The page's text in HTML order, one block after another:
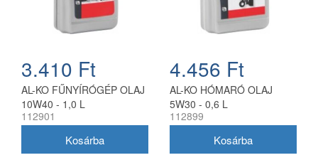
3.410 Ft
AL-KO FŰNYÍRÓGÉP OLAJ
10W40 - 1,0 L
112901
4.456 Ft
AL-KO HÓMARÓ OLAJ
5W30 - 0,6 L
112899